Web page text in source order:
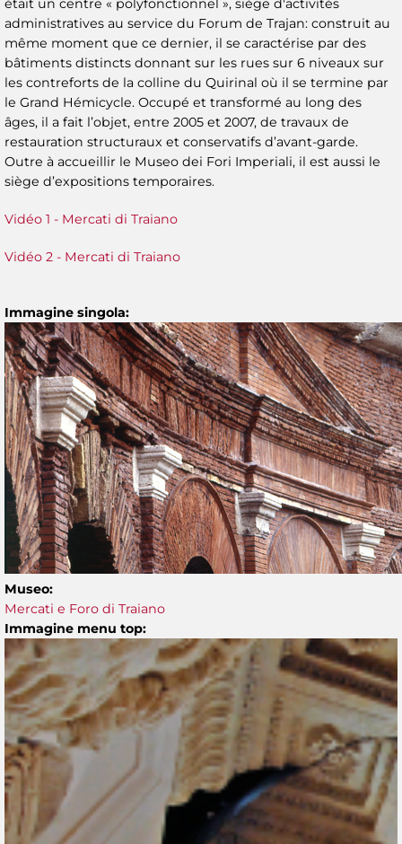
administratives au service du Forum de Trajan: construit au
même moment que ce dernier, il se caractérise par des
bâtiments distincts donnant sur les rues sur 6 niveaux sur
les contreforts de la colline du Quirinal où il se termine par
le Grand Hémicycle. Occupé et transformé au long des
âges, il a fait l’objet, entre 2005 et 2007, de travaux de
restauration structuraux et conservatifs d’avant-garde.
Outre à accueillir le Museo dei Fori Imperiali, il est aussi le
siège d’expositions temporaires.
Vidéo 1 - Mercati di Traiano
Vidéo 2 - Mercati di Traiano
Immagine singola:
Museo:
Mercati e Foro di Traiano
Immagine menu top: